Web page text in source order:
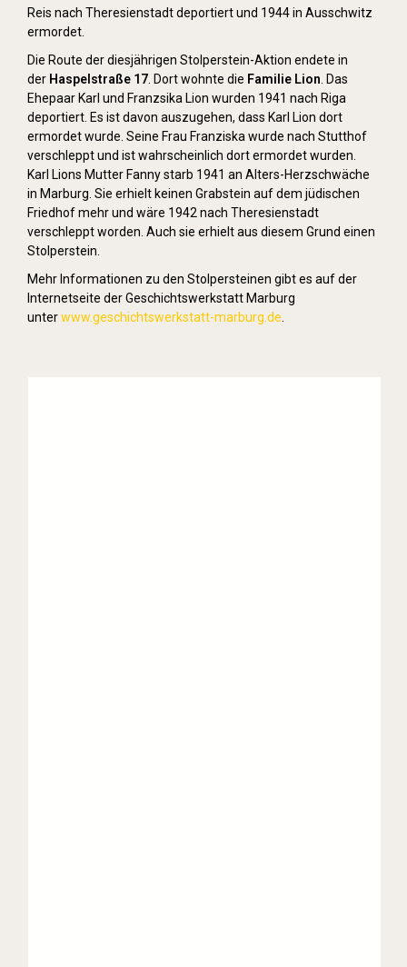
Reis nach Theresienstadt deportiert und 1944 in Ausschwitz
ermordet.
Die Route der diesjährigen Stolperstein-Aktion endete in
der Haspelstraße 17 . Dort wohnte die Familie Lion . Das
Ehepaar Karl und Franzsika Lion wurden 1941 nach Riga
deportiert. Es ist davon auszugehen, dass Karl Lion dort
ermordet wurde. Seine Frau Franziska wurde nach Stutthof
verschleppt und ist wahrscheinlich dort ermordet wurden.
Karl Lions Mutter Fanny starb 1941 an Alters-Herzschwäche
in Marburg. Sie erhielt keinen Grabstein auf dem jüdischen
Friedhof mehr und wäre 1942 nach Theresienstadt
verschleppt worden. Auch sie erhielt aus diesem Grund einen
Stolperstein.
Mehr Informationen zu den Stolpersteinen gibt es auf der
Internetseite der Geschichtswerkstatt Marburg
unterwww.geschichtswerkstatt-marburg.de